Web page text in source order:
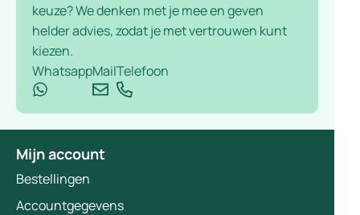
keuze? We denken met je mee en geven
helder advies, zodat je met vertrouwen kunt
kiezen.
WhatsappMailTelefoon
Mijn account
Bestellingen
Accountgegevens